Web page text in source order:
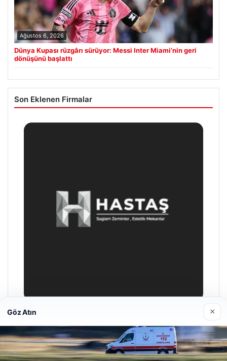
Ağustos 6, 2026
Dünya Kupası rüzgârı sürüyor: Messi Inter Miami’nin geri
dönüşünü başlattı
Son Eklenen Firmalar
Nisan 29, 2026
Göz Atın ×